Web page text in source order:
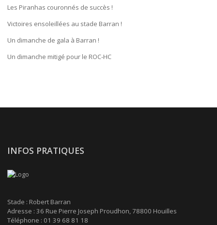
Les Piranhas couronnés de succès !
Victoires ensoleillées au stade Barran !
Un dimanche de gala à Barran !
Un dimanche mitigé pour le ROC-HC
INFOS PRATIQUES
Stade : Robert Barran
Adresse : 36 Rue Pierre Joseph Proudhon, 78800 Houilles
Téléphone : 01 39 68 81 18